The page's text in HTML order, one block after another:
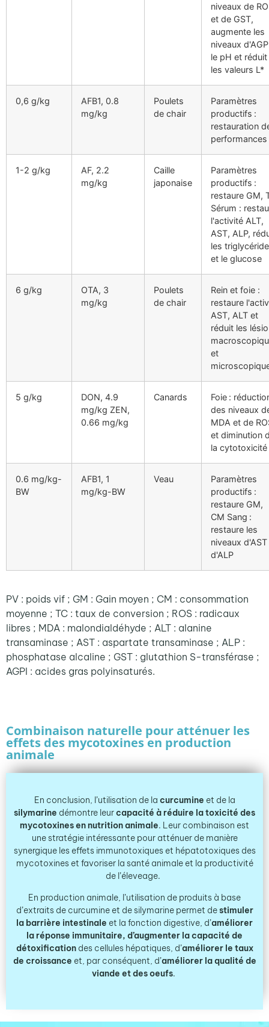
niveaux de
et de GST,
augmente les
niveaux
le pH et réduit
les valeurs L*
0,6 g/kg
AFB1, 0.8
mg/kg
Poulets
de chair
Paramètres
productifs :
restauration
performances
1-2 g/kg
AF, 2.2
mg/kg
Caille
japonaise
Paramètres
productifs :
restaure GM,
Sérum :
l'activité ALT,
AST, ALP,
les
et le glucose
6 g/kg
OTA, 3
mg/kg
Poulets
de chair
Rein et foie :
restaure
AST, ALT et
réduit les
et
5 g/kg
DON, 4.9
mg/kg ZEN,
0.66 mg/kg
Canards
Foie :
des niveaux
MDA et de
et diminution
la cytotoxicité
0.6 mg/kg-
BW
AFB1, 1
mg/kg-BW
Veau
Paramètres
productifs :
restaure GM,
CM Sang :
restaure les
niveaux
d'ALP
PV : poids vif ; GM : Gain moyen ; CM : consommation
moyenne ; TC : taux de conversion ; ROS : radicaux
libres ; MDA : malondialdéhyde ; ALT : alanine
transaminase ; AST : aspartate transaminase ; ALP :
phosphatase alcaline ; GST : glutathion S-transférase ;
AGPI : acides gras polyinsaturés.
Combinaison naturelle pour atténuer les
effets des mycotoxines en production
animale
En conclusion, l’utilisation de la curcumine et de la
silymarine démontre leurcapacité à réduire la toxicité des
mycotoxines en nutrition animale. Leur combinaison est
une stratégie intéressante pour atténuer de manière
synergique les effets immunotoxiques et hépatotoxiques des
mycotoxines et favoriser la santé animale et la productivité
de l’éleveage.
En production animale, l’utilisation de produits à base
d’extraits de curcumine et de silymarine permet destimuler
la barrière intestinale et la fonction digestive, d’améliorer
la réponse immunitaire, d’augmenter la capacité de
détoxification des cellules hépatiques, d’améliorer le taux
de croissance et, par conséquent, d’améliorer la qualité de
viande etdesoeufs.